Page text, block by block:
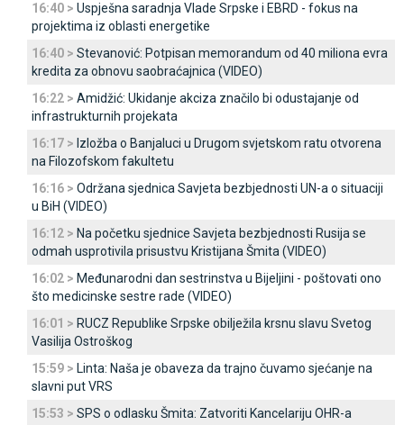
16:40 > Uspješna saradnja Vlade Srpske i EBRD - fokus na
projektima iz oblasti energetike
16:40 > Stevanović: Potpisan memorandum od 40 miliona evra
kredita za obnovu saobraćajnica (VIDEO)
16:22 > Amidžić: Ukidanje akciza značilo bi odustajanje od
infrastrukturnih projekata
16:17 > Izložba o Banjaluci u Drugom svjetskom ratu otvorena
na Filozofskom fakultetu
16:16 > Održana sjednica Savjeta bezbjednosti UN-a o situaciji
u BiH (VIDEO)
16:12 > Na početku sjednice Savjeta bezbjednosti Rusija se
odmah usprotivila prisustvu Kristijana Šmita (VIDEO)
16:02 > Međunarodni dan sestrinstva u Bijeljini - poštovati ono
što medicinske sestre rade (VIDEO)
16:01 > RUCZ Republike Srpske obilježila krsnu slavu Svetog
Vasilija Ostroškog
15:59 > Linta: Naša je obaveza da trajno čuvamo sjećanje na
slavni put VRS
15:53 > SPS o odlasku Šmita: Zatvoriti Kancelariju OHR-a